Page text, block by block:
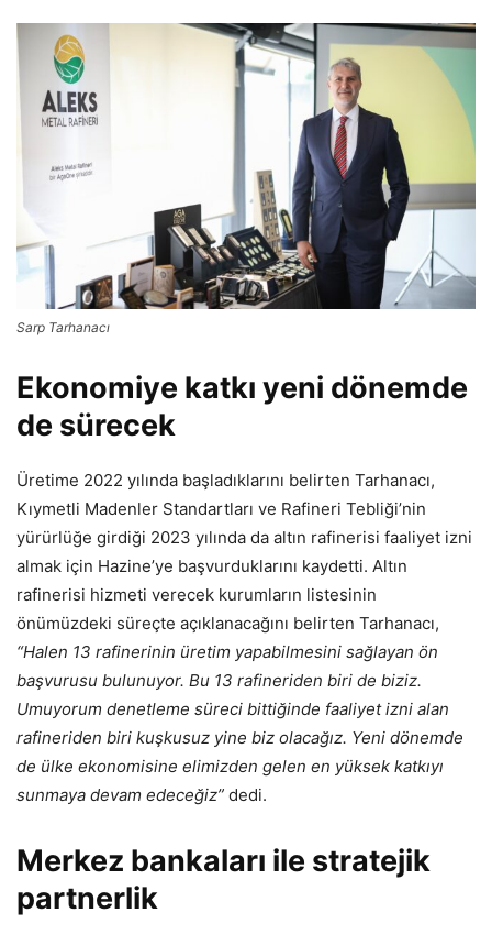
Sarp Tarhanacı
Ekonomiye katkı yeni dönemde
de sürecek
Üretime 2022 yılında başladıklarını belirten Tarhanacı,
Kıymetli Madenler Standartları ve Rafineri Tebliği’nin
yürürlüğe girdiği 2023 yılında da altın rafinerisi faaliyet izni
almak için Hazine’ye başvurduklarını kaydetti. Altın
rafinerisi hizmeti verecek kurumların listesinin
önümüzdeki süreçte açıklanacağını belirten Tarhanacı,
“Halen 13 rafinerinin üretim yapabilmesini sağlayan ön
başvurusu bulunuyor. Bu 13 rafineriden biri de biziz.
Umuyorum denetleme süreci bittiğinde faaliyet izni alan
rafineriden biri kuşkusuz yine biz olacağız. Yeni dönemde
de ülke ekonomisine elimizden gelen en yüksek katkıyı
sunmaya devam edeceğiz” dedi.
Merkez bankaları ile stratejik
partnerlik